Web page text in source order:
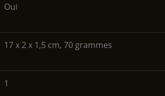
‎Oui
‎17 x 2 x 1,5 cm, 70 grammes
‎1